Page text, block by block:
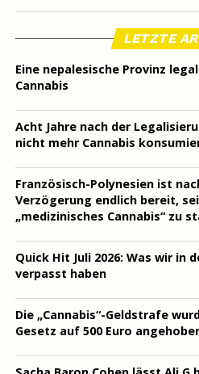
LETZTE
Eine nepalesische Provinz
Cannabis
Acht Jahre nach der
nicht mehr Cannabis
Französisch-Polynesien ist
Verzögerung endlich bereit,
„medizinisches Cannabis“ zu
Quick Hit Juli 2026: Was wir in
verpasst haben
Die „Cannabis“-Geldstrafe
Gesetz auf 500 Euro